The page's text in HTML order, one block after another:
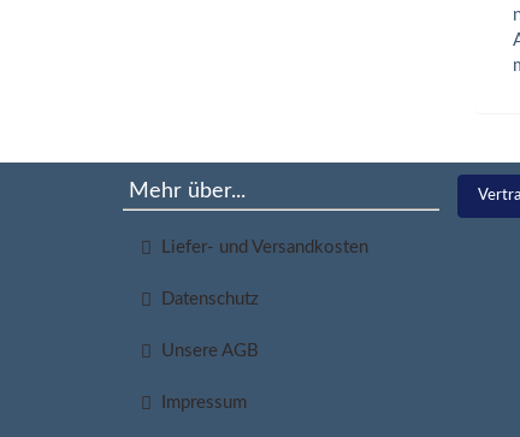
Mehr über...
Liefer- und Versandkosten
Datenschutz
Unsere AGB
Impressum